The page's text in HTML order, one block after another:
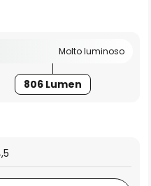
Molto luminoso
806 Lumen